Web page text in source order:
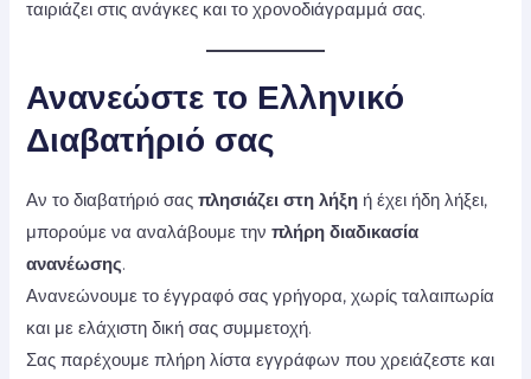
ταιριάζει στις ανάγκες και το χρονοδιάγραμμά σας.
Ανανεώστε το Ελληνικό
Διαβατήριό σας
Αν το διαβατήριό σαςπλησιάζει στη λήξη ή έχει ήδη λήξει,
μπορούμε να αναλάβουμε τηνπλήρη διαδικασία
ανανέωσης.
Ανανεώνουμε το έγγραφό σας γρήγορα, χωρίς ταλαιπωρία
και με ελάχιστη δική σας συμμετοχή.
Σας παρέχουμε πλήρη λίστα εγγράφων που χρειάζεστε και